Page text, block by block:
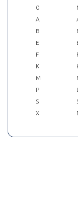
0
A
B
E
F
K
M
P
S
X